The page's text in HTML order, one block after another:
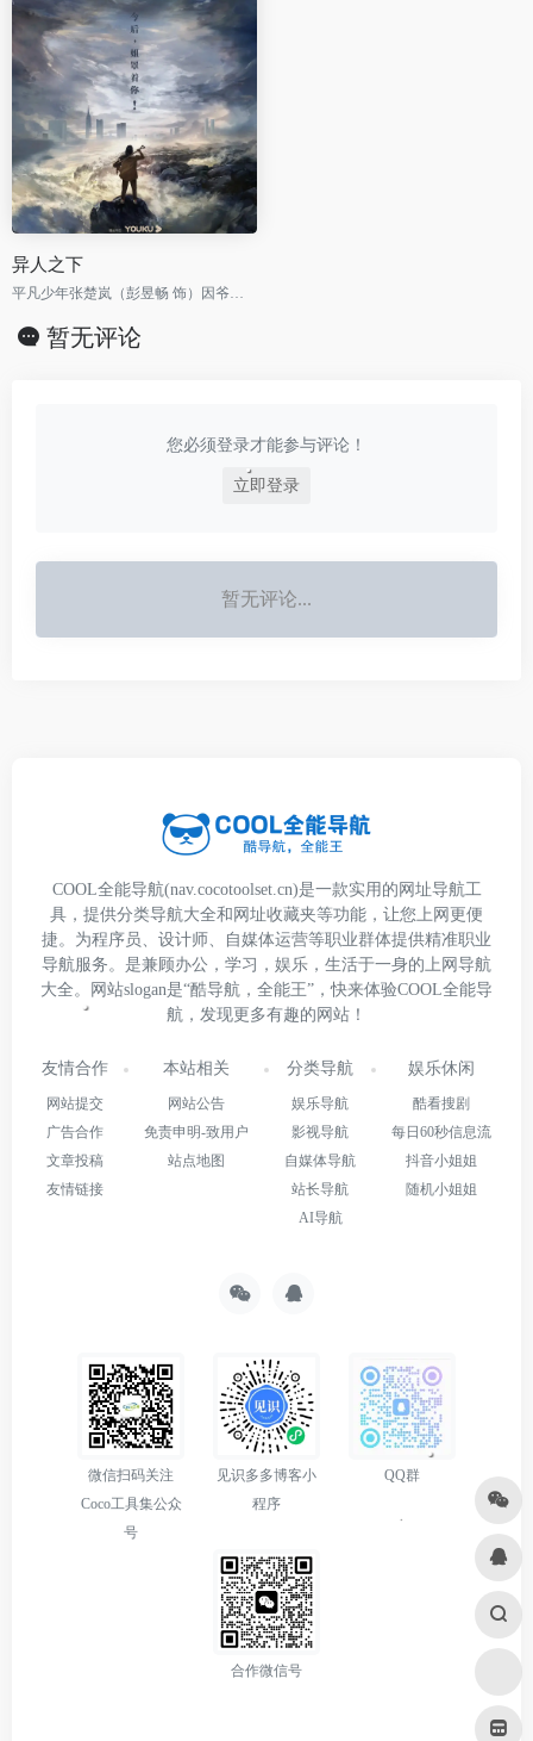
异人之下
平凡少年张楚岚（彭昱畅 饰）因爷爷尸体的离奇失踪，被卷入前所未见的“异人”世界之中，面对“全性”突如其来的追杀、神秘少女冯宝宝（王影璐 饰）的突然闯入，张楚岚决心不再隐藏异能。
暂无评论
您必须登录才能参与评论！
立即登录
暂无评论...
COOL全能导航(nav.cocotoolset.cn)是一款实用的网址导航工
具，提供分类导航大全和网址收藏夹等功能，让您上网更便
捷。为程序员、设计师、自媒体运营等职业群体提供精准职业
导航服务。是兼顾办公，学习，娱乐，生活于一身的上网导航
大全。网站slogan是“酷导航，全能王”，快来体验COOL全能导
航，发现更多有趣的网站！
友情合作
网站提交
广告合作
文章投稿
友情链接
本站相关
网站公告
免责申明-致用户
站点地图
分类导航
娱乐导航
影视导航
自媒体导航
站长导航
AI导航
娱乐休闲
酷看搜剧
每日60秒信息流
抖音小姐姐
随机小姐姐
微信扫码关注
Coco工具集公众
号
见识多多博客小
程序
QQ群
合作微信号